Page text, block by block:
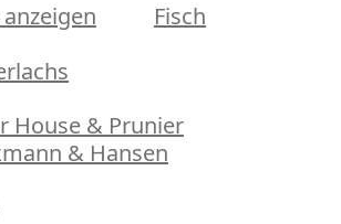
Fisch
House & Prunier
& Hansen